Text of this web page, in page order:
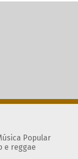
Popular
e reggae